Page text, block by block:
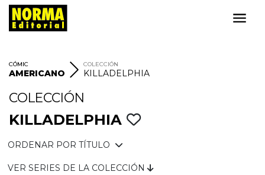
CÓMIC
AMERICANO
COLECCIÓN
KILLADELPHIA
COLECCIÓN
KILLADELPHIA
ORDENAR POR TÍTULO
VER SERIES DE LA COLECCIÓN